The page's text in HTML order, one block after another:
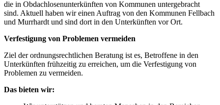
die in Obdachlosenunterkünften von Kommunen untergebracht
sind. Aktuell haben wir einen Auftrag von den Kommunen Fellbach
und Murrhardt und sind dort in den Unterkünften vor Ort.
Verfestigung von Problemen vermeiden
Ziel der ordnungsrechtlichen Beratung ist es, Betroffene in den
Unterkünften frühzeitig zu erreichen, um die Verfestigung von
Problemen zu vermeiden.
Das bieten wir: